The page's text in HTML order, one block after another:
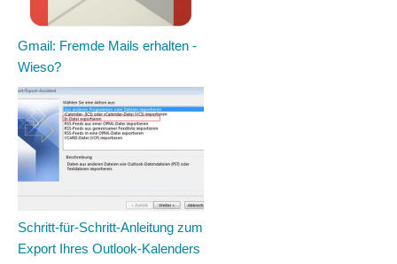
Gmail: Fremde Mails erhalten -
Wieso?
Schritt-für-Schritt-Anleitung zum
Export Ihres Outlook-Kalenders